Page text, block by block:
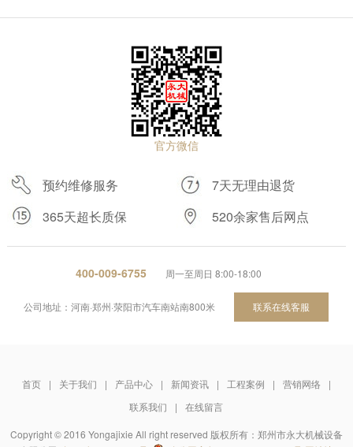
官方微信
预约维修服务
7天无理由退货
365天超长质保
520余家售后网点
400-009-6755 周一至周日 8:00-18:00
公司地址：河南·郑州·荥阳市汽车南站南800米 联系在线客服
首页 | 关于我们 | 产品中心 | 新闻资讯 | 工程案例 | 营销网络
|
联系我们
| 在线留言
Copyright © 2016 Yongajixie All right reserved 版权所有：郑州市永大机械设备